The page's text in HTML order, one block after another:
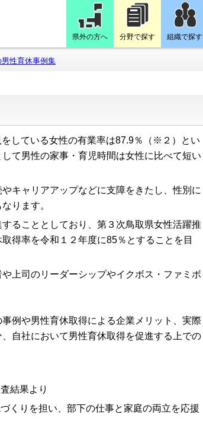
県外の方へ 分野で探す 組織で探す
性育休事例集
をしている女性の有業率は87.9％ （ ※ ２）
とい
て男性の家事・育児時間は女性に比べて短い
やキャリアアップなどに支障をきたし、性別に
ります。
ることとしており、第３次鳥取県女性活躍推
得率を令和１２年度に85％ とすることを目
上司のリーダーシップやイクボス・ファミボ
例や男性育休取得による企業メリット、実際
自社において男性育休取得を促進する上での
結果より
くりを担い 、部下の仕事と家庭の両立を応援